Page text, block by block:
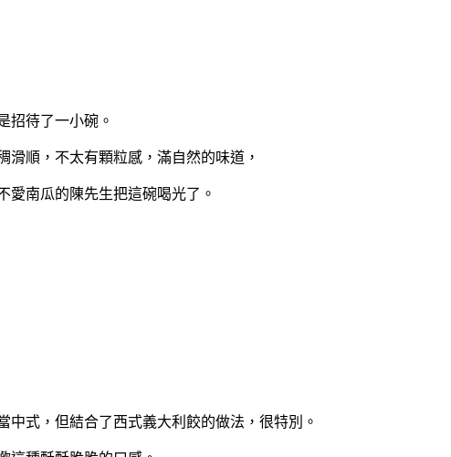
招待了一小碗。
滑順，不太有顆粒感，滿自然的味道，
愛南瓜的陳先生把這碗喝光了。
中式，但結合了西式義大利餃的做法，很特別。